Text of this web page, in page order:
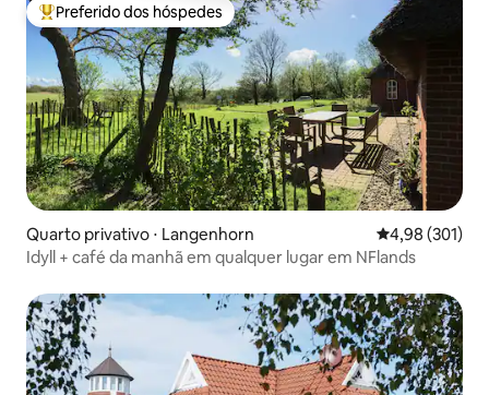
Entre os melhores preferidos dos hóspedes
Preferido dos hóspedes
Quarto privativo ⋅ Langenhorn 4,98 de uma
4,98 (301)
Idyll + café da manhã em qualquer lugar em NFlands